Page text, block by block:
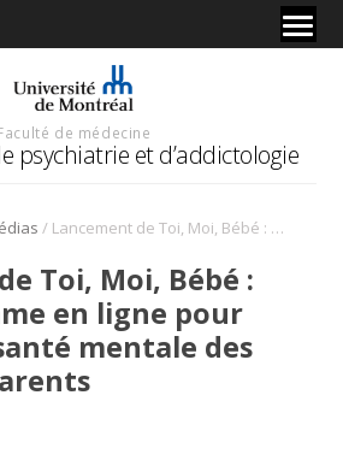
de médecine
psychiatrie et d’addictologie
/ Lancement de Toi, Moi, Bébé : un programme en ligne pour soutenir la santé mentale des nouveaux parents
Toi, Moi, Bébé :
en ligne pour
mentale des